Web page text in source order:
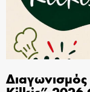
Διαγωνισμός